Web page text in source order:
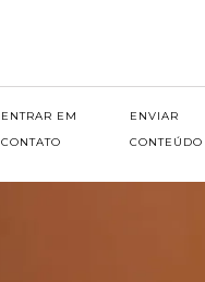
ENTRAR EM
CONTATO
ENVIAR
CONTEÚDO